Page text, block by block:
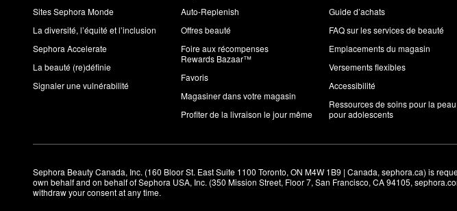
Sites Sephora Monde
La diversité, l’équité et l’inclusion
Sephora Accelerate
La beauté (re)définie
Signaler une vulnérabilité
Auto-Replenish
Offres beauté
Foire aux récompenses
Rewards Bazaar™
Favoris
Magasiner dans votre magasin
Profiter de la livraison le jour même
Guide d’achats
FAQ sur les services de beauté
Emplacements du magasin
Versements flexibles
Accessibilité
Ressources de soins pour la peau
pour adolescents
Sephora Beauty Canada, Inc. (160 Bloor St. East Suite 1100 Toronto, ON M4W 1B9 | Canada, sephora.ca) is
own behalf and on behalf of Sephora USA, Inc. (350 Mission Street, Floor 7, San Francisco, CA 94105,
withdraw your consent at any time.